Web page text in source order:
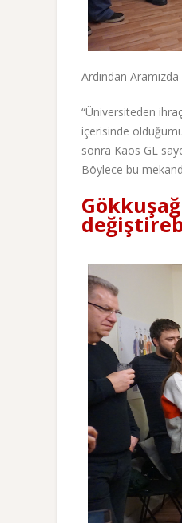
Ardından
“Üniversiteden
içerisinde
sonra Kaos GL
Böylece bu